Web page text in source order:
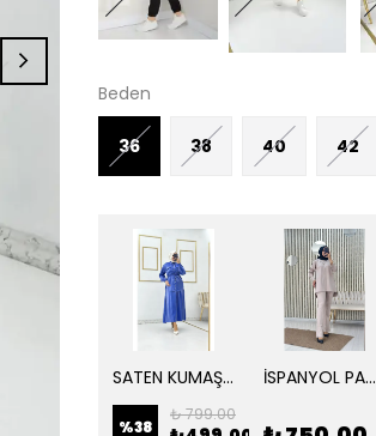
Beden
36 38 40 42
SATEN KUMAŞ CEPLİ ETEKLİ TAKIM
%38
₺ 799.00
İSPANYOL PAÇA SPOR TAKIM